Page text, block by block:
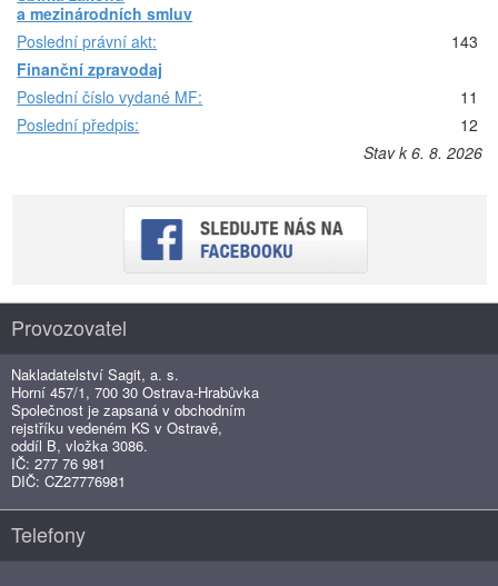
a mezinárodních smluv
Poslední právní akt:
143
Finanční zpravodaj
Poslední číslo vydané MF:
11
Poslední předpis:
12
Stav k 6. 8. 2026
Provozovatel
Nakladatelství Sagit, a. s.
Horní 457/1, 700 30 Ostrava-Hrabůvka
Společnost je zapsaná v obchodním
rejstříku vedeném KS v Ostravě,
oddíl B, vložka 3086.
IČ: 277 76 981
DIČ: CZ27776981
Telefony